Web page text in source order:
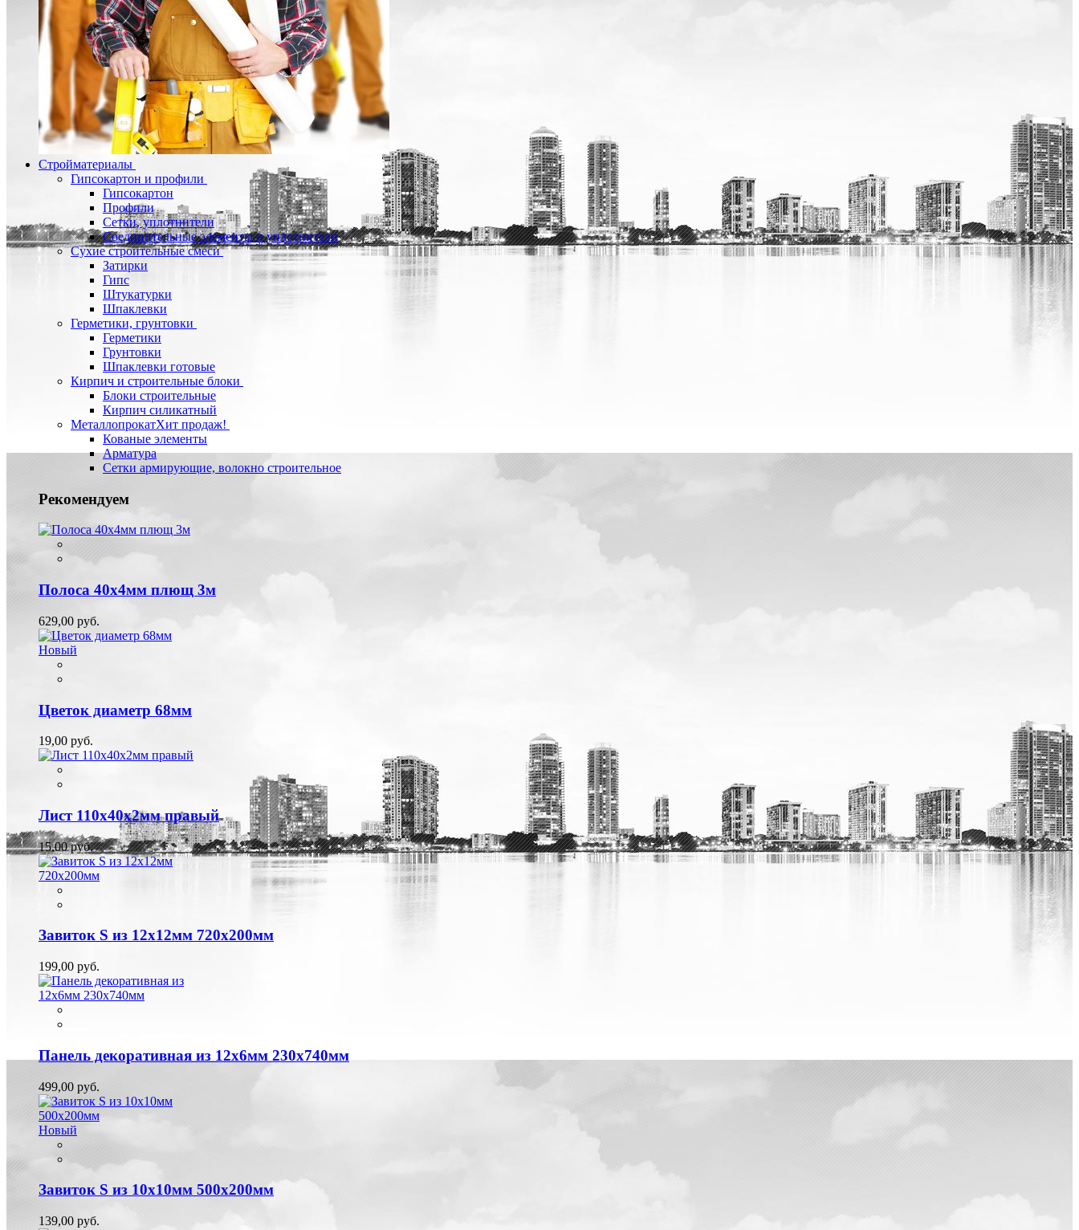
Стройматериалы
Гипсокартон и профили
Гипсокартон
Профили
Сетки, уплотнители
Соединительные элементы и уплотнители
Сухие строительные смеси
Затирки
Гипс
Штукатурки
Шпаклевки
Герметики, грунтовки
Герметики
Грунтовки
Шпаклевки готовые
Кирпич и строительные блоки
Блоки строительные
Кирпич силикатный
МеталлопрокатХит продаж!
Кованые элементы
Арматура
Сетки армирующие, волокно строительное
Рекомендуем
Полоса 40х4мм плющ 3м
629,00 руб.
Новый
Цветок диаметр 68мм
19,00 руб.
Лист 110х40х2мм правый
15,00 руб.
Завиток S из 12х12мм 720х200мм
199,00 руб.
Панель декоративная из 12х6мм 230х740мм
499,00 руб.
Новый
Завиток S из 10х10мм 500х200мм
139,00 руб.